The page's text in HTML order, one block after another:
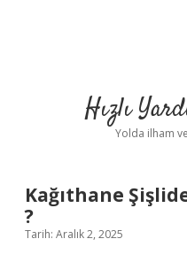
Hızlı
Yolda ilham
Kağıthane
?
Tarih: Aralık 2, 2025